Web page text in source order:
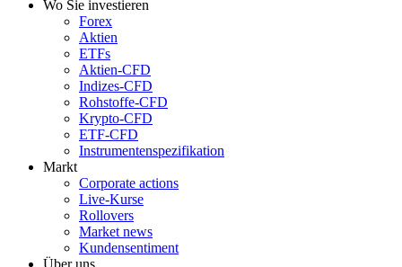
Wo Sie investieren
Forex
Aktien
ETFs
Aktien-CFD
Indizes-CFD
Rohstoffe-CFD
Krypto-CFD
ETF-CFD
Instrumentenspezifikation
Markt
Corporate actions
Live-Kurse
Rollovers
Market news
Kundensentiment
Über uns